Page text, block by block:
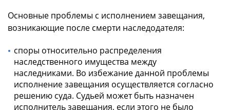
Основные проблемы с исполнением завещания,
возникающие после смерти наследодателя:
споры относительно распределения
наследственного имущества между
наследниками. Во избежание данной проблемы
исполнение завещания осуществляется согласно
решению суда. Судьей может быть назначен
исполнитель завещания, если этого не было